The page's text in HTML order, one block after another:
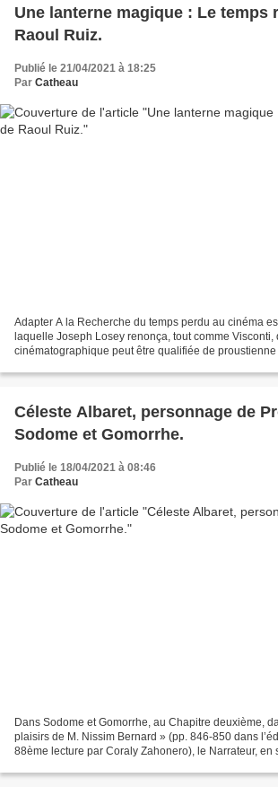
Une lanterne magique : Le temps
Raoul Ruiz.
Publié le 21/04/2021 à 18:25
Par Catheau
Adapter A la Recherche du temps perdu au cinéma
laquelle Joseph Losey renonça, tout comme Visconti,
cinématographique peut être qualifiée de
Céleste Albaret, personnage de
Sodome et Gomorrhe.
Publié le 18/04/2021 à 08:46
Par Catheau
Dans Sodome et Gomorrhe, au Chapitre deuxième,
plaisirs de M. Nissim Bernard » (pp. 846-850 dans
88ème lecture par Coraly Zahonero), le Narrateur, en